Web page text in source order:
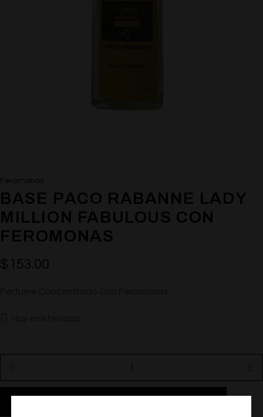
Feromonas
BASE PACO RABANNE LADY
MILLION FABULOUS CON
FEROMONAS
$ 153.00